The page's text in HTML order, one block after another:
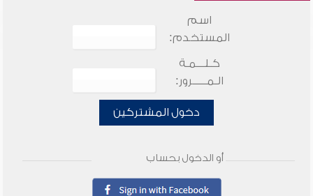
اسم
المستخدم:
كـلـــمـة
الـمـــــرور:
دخول المشتركين
أو الدخول بحساب